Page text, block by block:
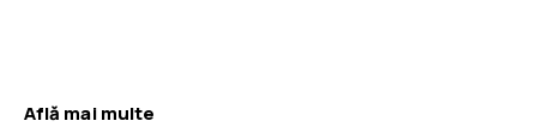
Află mai multe